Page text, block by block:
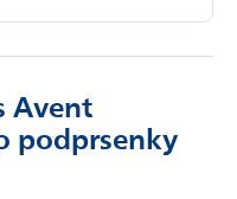
Avent
podprsenky